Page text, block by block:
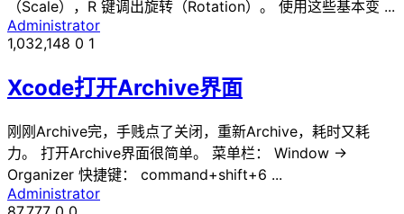
（Scale），R 键调出旋转（Rotation）。 使用这些基本变 ...
Administrator
1,032,148 0 1
Xcode打开Archive界面
刚刚Archive完，手贱点了关闭，重新Archive，耗时又耗
力。 打开Archive界面很简单。 菜单栏： Window ->
Organizer 快捷键： command+shift+6 ...
Administrator